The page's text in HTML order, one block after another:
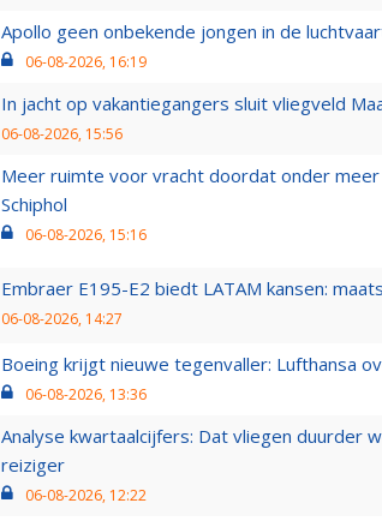
Apollo geen onbekende jongen in de
06-08-2026, 16:19
In jacht op vakantiegangers sluit vliegveld
06-08-2026, 15:56
Meer ruimte voor vracht doordat onder
Schiphol
06-08-2026, 15:16
Embraer E195-E2 biedt LATAM kansen:
06-08-2026, 14:27
Boeing krijgt nieuwe tegenvaller: Lufthansa
06-08-2026, 13:36
Analyse kwartaalcijfers: Dat vliegen duurder
reiziger
06-08-2026, 12:22